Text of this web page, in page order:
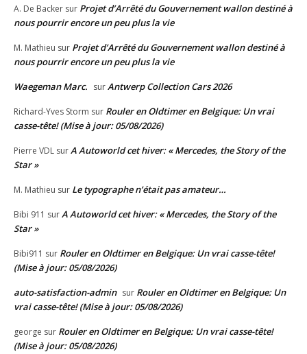
A. De Backer sur Projet d’Arrêté du Gouvernement wallon destiné à
nous pourrir encore un peu plus la vie
M. Mathieu sur Projet d’Arrêté du Gouvernement wallon destiné à
nous pourrir encore un peu plus la vie
Waegeman Marc. surAntwerp Collection Cars 2026
Richard-Yves Storm sur Rouler en Oldtimer en Belgique: Un vrai
casse-tête! (Mise à jour: 05/08/2026)
Pierre VDL surA Autoworld cet hiver: « Mercedes, the Story of the
Star »
M. Mathieu sur Le typographe n’était pas amateur…
Bibi 911 surA Autoworld cet hiver: « Mercedes, the Story of the
Star »
Bibi911 sur Rouler en Oldtimer en Belgique: Un vrai casse-tête!
(Mise à jour: 05/08/2026)
auto-satisfaction-admin sur Rouler en Oldtimer en Belgique: Un
vrai casse-tête! (Mise à jour: 05/08/2026)
george sur Rouler en Oldtimer en Belgique: Un vrai casse-tête!
(Mise à jour: 05/08/2026)